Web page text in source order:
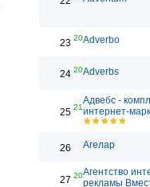
23 20Adverbo
24 20Adverbs
25 21
Адвебс -
интернет-
26 Агелар
27 20Агентство
рекламы